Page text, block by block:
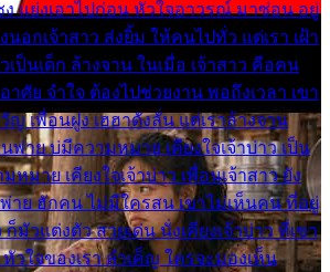
ง แย่งเอาไปก่อน หัวใจอาวรณ์ มาซ่อน อยู่
อกเจ้าสาว ส่งยิ้ม ให้คนไปทั่ว แต่เรา เฝ้า
เป็นเด็ก ล้างจาน ในเมื่อ เจ้าสาว คือคน
ศัย จำใจ ต้องไปช่วยงาน พอถึงเวลา เขา
ญ เพื่อนฝูง เฮฮาดังลั่น แต่เราล้างจาน
พ่าย บ่มีความหมาย เคียงใจเจ้าบ่าว เป็น
มาย เคียงใจเจ้าบ่าว เพื่อนเจ้าสาว ยัง
าย ฮักคน ไม่มีใครสน เขาไม่เห็นคน ที่อยู่
ก็มัวแต่งตัว สวยเด่น นั่งเคียงเจ้าบ่าว ที่เขา
หัวใจของเรา ลำเค็ญ ใครจะมองเห็น